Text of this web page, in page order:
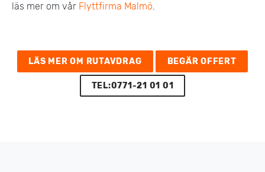
läs mer om vår Flyttfirma Malmö.
LÄS MER OM RUTAVDRAG BEGÄR OFFERT
TEL:0771-21 01 01